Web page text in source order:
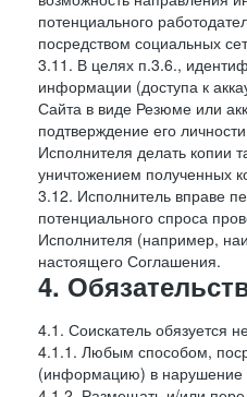
потенциального
посредством социальных
3.11. В целях п.3.6.,
информации (доступа к
Сайта в виде Резюме или
подтверждение его
Исполнителя делать копии
уничтожением полученных
3.12. Исполнитель вправе
потенциального спроса
Исполнителя (например,
настоящего Соглашения.
4.
4.1. Соискатель обязуется
4.1.1. Любым способом,
(информацию) в нарушение